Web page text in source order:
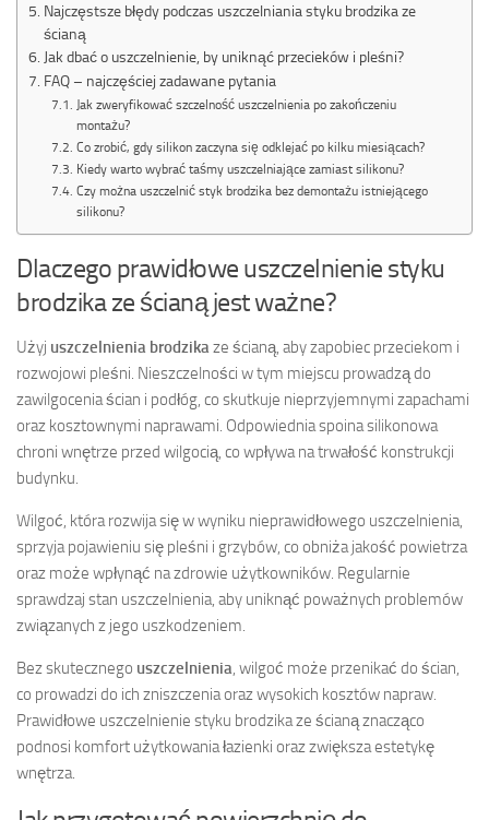
Najczęstsze błędy podczas uszczelniania styku brodzika ze
ścianą
Jak dbać o uszczelnienie, by uniknąć przecieków i pleśni?
FAQ – najczęściej zadawane pytania
Jak zweryfikować szczelność uszczelnienia po zakończeniu
montażu?
Co zrobić, gdy silikon zaczyna się odklejać po kilku miesiącach?
Kiedy warto wybrać taśmy uszczelniające zamiast silikonu?
Czy można uszczelnić styk brodzika bez demontażu istniejącego
silikonu?
Dlaczego prawidłowe uszczelnienie styku
brodzika ze ścianą jest ważne?
Użyj uszczelnienia brodzika ze ścianą, aby zapobiec przeciekom i
rozwojowi pleśni. Nieszczelności w tym miejscu prowadzą do
zawilgocenia ścian i podłóg, co skutkuje nieprzyjemnymi zapachami
oraz kosztownymi naprawami. Odpowiednia spoina silikonowa
chroni wnętrze przed wilgocią, co wpływa na trwałość konstrukcji
budynku.
Wilgoć, która rozwija się w wyniku nieprawidłowego uszczelnienia,
sprzyja pojawieniu się pleśni i grzybów, co obniża jakość powietrza
oraz może wpłynąć na zdrowie użytkowników. Regularnie
sprawdzaj stan uszczelnienia, aby uniknąć poważnych problemów
związanych z jego uszkodzeniem.
Bez skutecznego uszczelnienia , wilgoć może przenikać do ścian,
co prowadzi do ich zniszczenia oraz wysokich kosztów napraw.
Prawidłowe uszczelnienie styku brodzika ze ścianą znacząco
podnosi komfort użytkowania łazienki oraz zwiększa estetykę
wnętrza.